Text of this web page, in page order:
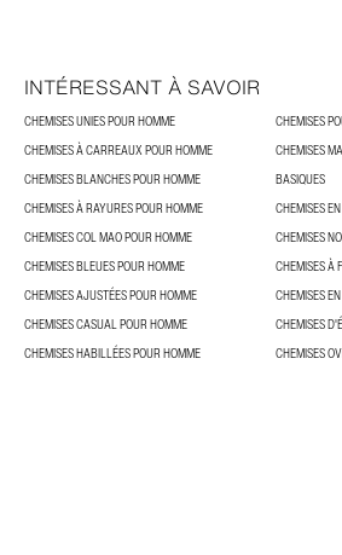
INTÉRESSANT À SAVOIR
CHEMISES UNIES POUR HOMME
CHEMISES
CHEMISES À CARREAUX POUR HOMME
CHEMISES
CHEMISES BLANCHES POUR HOMME
BASIQUES
CHEMISES À RAYURES POUR HOMME
CHEMISES
CHEMISES COL MAO POUR HOMME
CHEMISES
CHEMISES BLEUES POUR HOMME
CHEMISES À
CHEMISES AJUSTÉES POUR HOMME
CHEMISES
CHEMISES CASUAL POUR HOMME
CHEMISES
CHEMISES HABILLÉES POUR HOMME
CHEMISES